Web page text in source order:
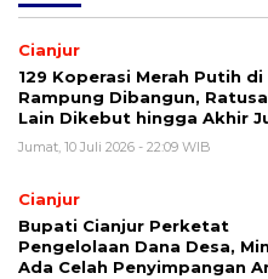
Cianjur
129 Koperasi Merah Putih di
Rampung Dibangun,
Lain Dikebut hingga Akhir
Jumat, 10 Juli 2026 - 22:09 WIB
Cianjur
Bupati Cianjur Perketat
Pengelolaan Dana Desa,
Ada Celah Penyimpangan